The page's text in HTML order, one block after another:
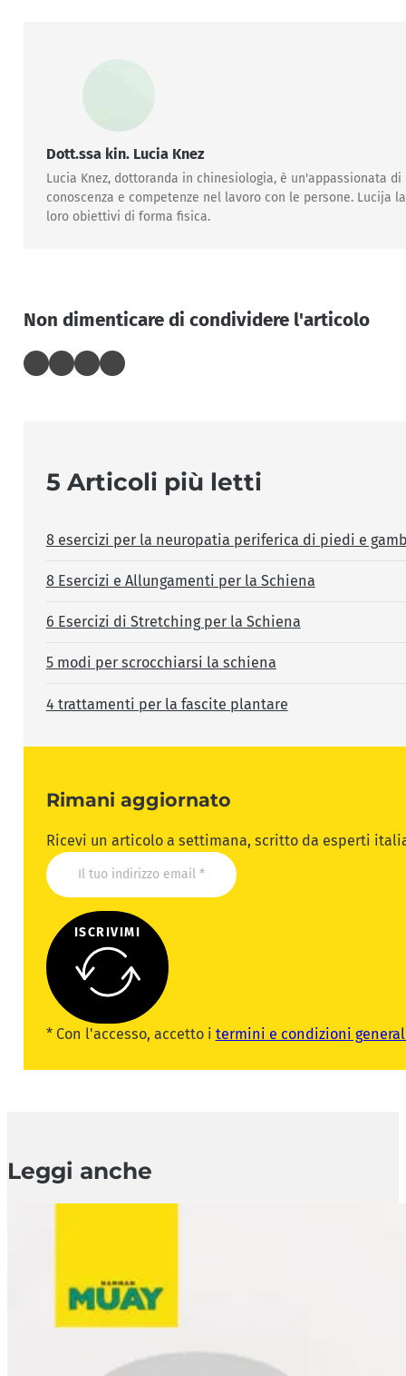
Dott.ssa kin. Lucia Knez
Lucia Knez, dottoranda in chinesiologia, è un'appassionata
conoscenza e competenze nel lavoro con le persone.
loro obiettivi di forma fisica.
Non dimenticare di condividere l'articolo
5 Articoli più letti
8 esercizi per la neuropatia periferica di piedi e
8 Esercizi e Allungamenti per la Schiena
6 Esercizi di Stretching per la Schiena
5 modi per scrocchiarsi la schiena
4 trattamenti per la fascite plantare
Rimani aggiornato
Ricevi un articolo a settimana, scritto da esperti
ISCRIVIMI
* Con l'accesso, accetto i termini e condizioni
Leggi anche